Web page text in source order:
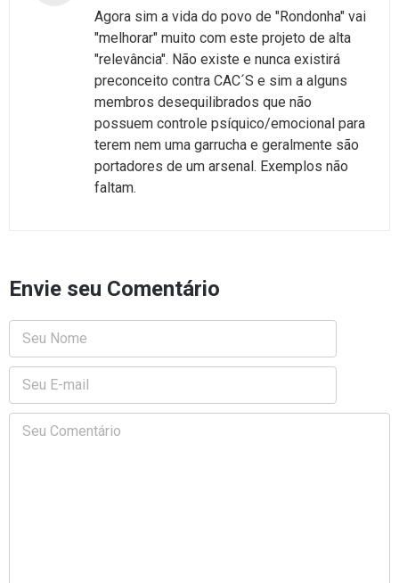
Agora sim a vida do povo de "Rondonha" vai
"melhorar" muito com este projeto de alta
"relevância". Não existe e nunca existirá
preconceito contra CAC´S e sim a alguns
membros desequilibrados que não
possuem controle psíquico/emocional para
terem nem uma garrucha e geralmente são
portadores de um arsenal. Exemplos não
faltam.
Envie seu Comentário